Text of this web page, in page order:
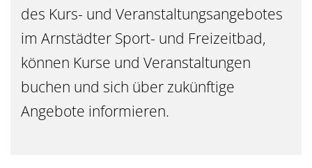
des Kurs- und Veranstaltungsangebotes
im Arnstädter Sport- und Freizeitbad,
können Kurse und Veranstaltungen
buchen und sich über zukünftige
Angebote informieren.